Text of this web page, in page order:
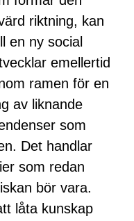
riktning, kan
en ny social
emellertid
ramen för en
av liknande
som
Det handlar
som redan
bör vara.
låta kunskap